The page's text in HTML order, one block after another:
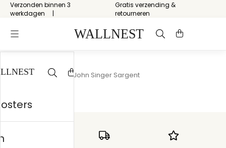
Verzonden binnen 3
werkdagen
Gratis verzending &
retourneren
Start / Figuratief / John Singer Sargent